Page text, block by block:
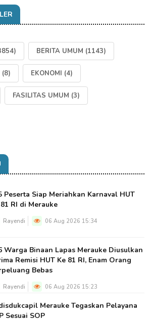
BERITA UMUM (1143)
(8) EKONOMI (4)
FASILITAS UMUM (3)
Peserta Siap Meriahkan Karnaval HUT
RI di Merauke
Rayendi 06 Aug 2026 15:34
Warga Binaan Lapas Merauke Diusulkan
Remisi HUT Ke 81 RI, Enam Orang
Bebas
Rayendi 06 Aug 2026 15:23
Merauke Tegaskan Pelayana
Sesuai SOP